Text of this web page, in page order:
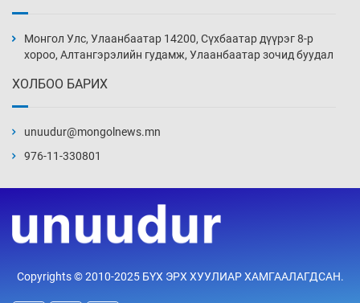
13 цаг 23 мин
13 цаг 53 мин
14 цаг 23 мин
үйлчилж буй гэв
14 цаг 53 мин
Монгол Улс, Улаанбаатар 14200, Сүхбаатар дүүрэг 8-р
хороо, Алтангэрэлийн гудамж, Улаанбаатар зочид буудал
ХОЛБОО БАРИХ
unuudur@mongolnews.mn
976-11-330801
Copyrights © 2010-2025 БҮХ ЭРХ ХУУЛИАР ХАМГААЛАГДСАН.